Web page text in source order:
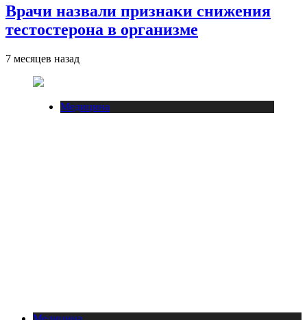
Врачи назвали признаки снижения
тестостерона в организме
7 месяцев назад
Медицина